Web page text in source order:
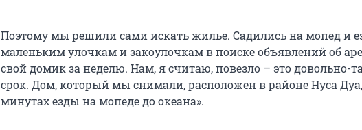
Поэтому мы решили сами искать жилье. Садились на мопед и
маленьким улочкам и закоулочкам в поиске объявлений об
свой домик за неделю. Нам, я считаю, повезло – это довольно-
срок. Дом, который мы снимали, расположен в районе Нуса
минутах езды на мопеде до океана».